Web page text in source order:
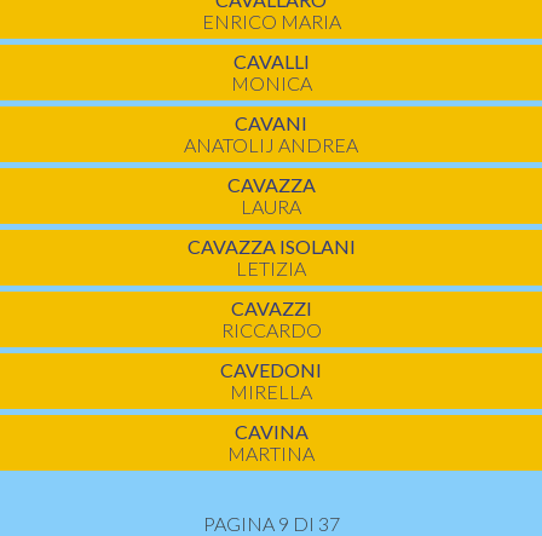
ENRICO MARIA
CAVALLI
MONICA
CAVANI
ANATOLIJ ANDREA
CAVAZZA
LAURA
CAVAZZA ISOLANI
LETIZIA
CAVAZZI
RICCARDO
CAVEDONI
MIRELLA
CAVINA
MARTINA
PAGINA 9 DI 37